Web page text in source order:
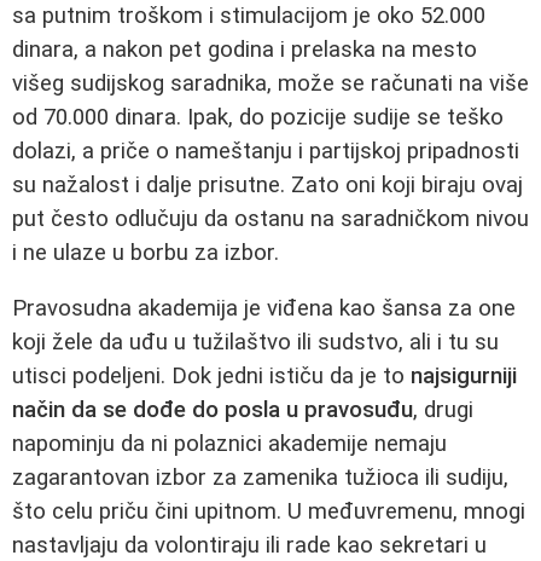
sa putnim troškom i stimulacijom je oko 52.000
dinara, a nakon pet godina i prelaska na mesto
višeg sudijskog saradnika, može se računati na više
od 70.000 dinara. Ipak, do pozicije sudije se teško
dolazi, a priče o nameštanju i partijskoj pripadnosti
su nažalost i dalje prisutne. Zato oni koji biraju ovaj
put često odlučuju da ostanu na saradničkom nivou
i ne ulaze u borbu za izbor.
Pravosudna akademija je viđena kao šansa za one
koji žele da uđu u tužilaštvo ili sudstvo, ali i tu su
utisci podeljeni. Dok jedni ističu da je to najsigurniji
način da se dođe do posla u pravosuđu, drugi
napominju da ni polaznici akademije nemaju
zagarantovan izbor za zamenika tužioca ili sudiju,
što celu priču čini upitnom. U međuvremenu, mnogi
nastavljaju da volontiraju ili rade kao sekretari u